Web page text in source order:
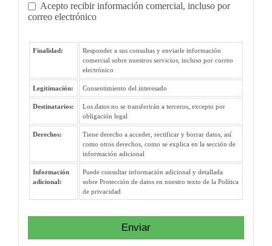
Acepto recibir información comercial, incluso por
correo electrónico
Finalidad:
Responder a sus consultas y enviarle información
comercial sobre nuestros servicios, incluso por correo
electrónico
Legitimación: Consentimiento del interesado
Destinatarios:
Los datos no se transferirán a terceros, excepto por
obligación legal
Derechos:
Tiene derecho a acceder, rectificar y borrar datos, así
como otros derechos, como se explica en la sección de
información adicional
Información
adicional:
Puede consultar información adicional y detallada
sobre Protección de datos en nuestro texto de la Política
de privacidad
Enviar